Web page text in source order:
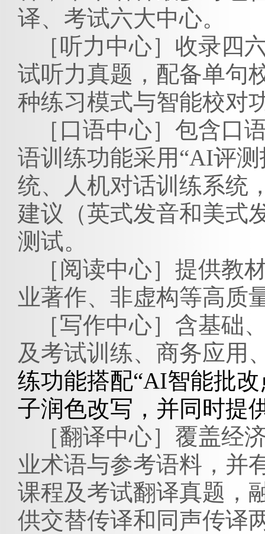
译、考试六大中心。
［听力中心］ 收录四
试听力真题，配备单句
种练习模式与智能校对
［口语中心］ 包含口
语训练功能采用 “AI评
统、人机对话训练系统
建议（英式发音和美式
测试。
［阅读中心］ 提供教
业著作、非虚构等高质
［写作中心］ 含基础
及考试训练、商务应用
练功能搭配“AI智能批
子润色改写，并同时提
［翻译中心］ 覆盖经
业术语与参考语料，并
课程及考试翻译真题 ，
供交替传译和同声传译